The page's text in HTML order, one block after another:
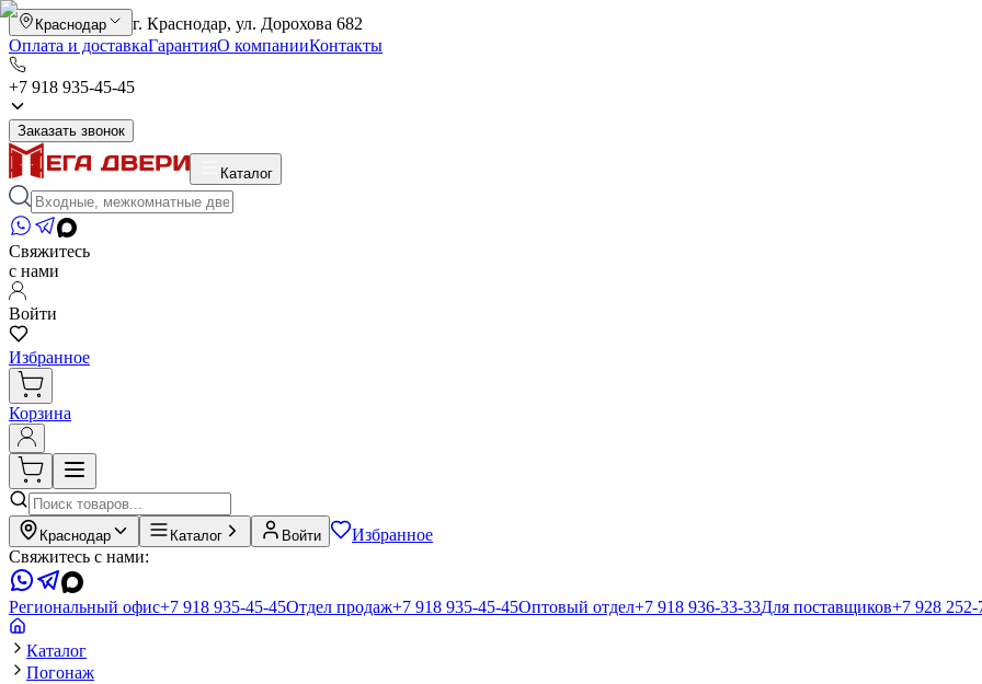
Краснодар
г. Краснодар, ул. Дорохова 682
Оплата и доставкаГарантияО компанииКонтакты
+7 918 935-45-45
Заказать звонок
Каталог
Свяжитесь
с нами
Войти
Избранное
Корзина
Краснодар Каталог Войти
Избранное
Свяжитесь с нами:
Региональный офис+7 918 935-45-45Отдел продаж+7 918 935-45-45Оптовый отдел+7 918 936-33-33Для поставщиков+7 928 252-
Каталог
Погонаж